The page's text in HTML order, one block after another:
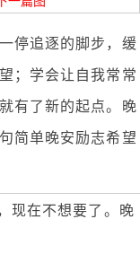
停追逐的脚步，缓
；学会让自我常常
有了新的起点。晚
简单晚安励志希望
现在不想要了。晚